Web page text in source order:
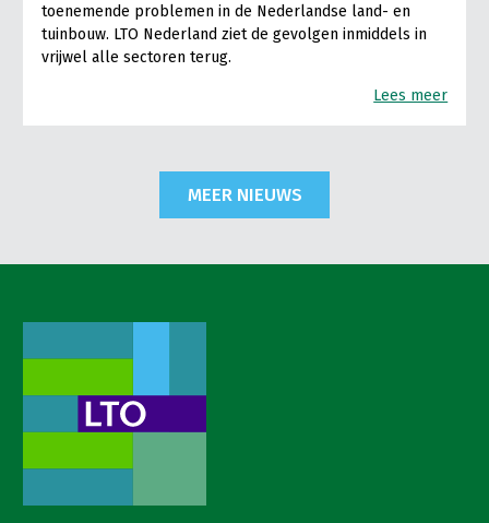
toenemende problemen in de Nederlandse land- en
tuinbouw. LTO Nederland ziet de gevolgen inmiddels in
vrijwel alle sectoren terug.
Lees meer
MEER NIEUWS